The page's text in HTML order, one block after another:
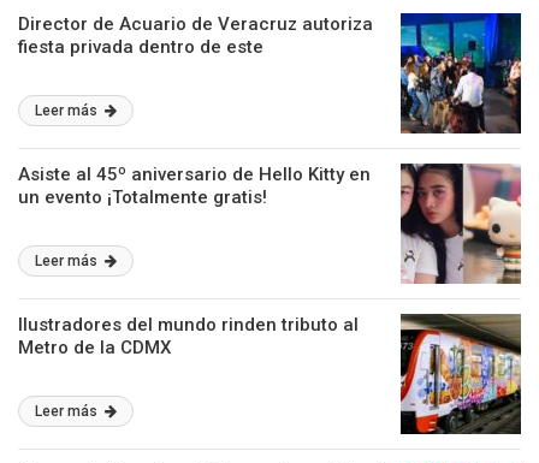
Director de Acuario de Veracruz autoriza
fiesta privada dentro de este
Leer más
Asiste al 45º aniversario de Hello Kitty en
un evento ¡Totalmente gratis!
Leer más
Ilustradores del mundo rinden tributo al
Metro de la CDMX
Leer más